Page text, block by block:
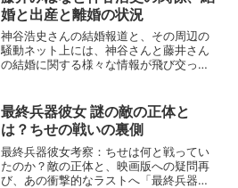
進むごとにその複雑さに引...
婚と出産と離婚の状況
神谷浩史さんの結婚報道と、その周辺の
騒動ネット上には、神谷さんと藤井さん
の結婚に関する様々な情報が飛び交って
無など、具体的な情報が断片的であるた
め、ファンの中には様々な...
最終兵器彼女 謎の敵の正体と
は？ちせの戦いの裏側
最終兵器彼女考察：ちせは何と戦ってい
たのか？敵の正体と、映画版への疑問再
び、あの衝撃的なラストへ「最終兵器彼